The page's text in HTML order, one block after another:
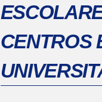
CENTROS